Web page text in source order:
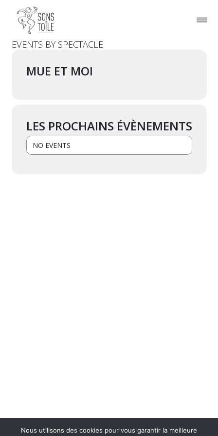
EVENTS BY SPECTACLE
MUE ET MOI
LES PROCHAINS ÉVÈNEMENTS
NO EVENTS
Nous utilisons des cookies pour vous garantir la meilleure